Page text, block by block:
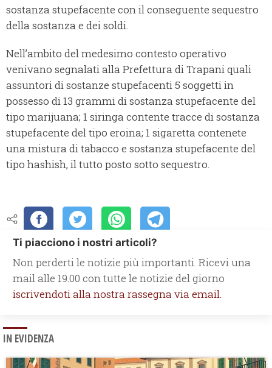
sostanza stupefacente con il conseguente sequestro
della sostanza e dei soldi.
Nell’ambito del medesimo contesto operativo
venivano segnalati alla Prefettura di Trapani quali
assuntori di sostanze stupefacenti 5 soggetti in
possesso di 13 grammi di sostanza stupefacente del
tipo marijuana; 1 siringa contente tracce di sostanza
stupefacente del tipo eroina; 1 sigaretta contenete
una mistura di tabacco e sostanza stupefacente del
tipo hashish, il tutto posto sotto sequestro.
Ti piacciono i nostri articoli?
Non perderti le notizie più importanti. Ricevi una
mail alle 19.00 con tutte le notizie del giorno
iscrivendoti alla nostra rassegna via email.
IN EVIDENZA